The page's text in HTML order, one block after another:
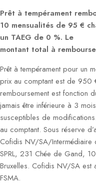
Prêt à tempérament
10 mensualités de 95 €
un TAEG de 0 %. Le
montant total à
Prêt à tempérament pour un
prix au comptant est de 950
remboursement est fonction
jamais être inférieure à 3
susceptibles de
au comptant. Sous réserve
Cofidis NV/SA/
SPRL, 231 Chée de Gand,
Bruxelles. Cofidis NV/SA
FSMA.